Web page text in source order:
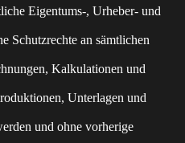
Eigentums-, Urheber- und
Schutzrechte an sämtlichen
Kalkulationen und
Unterlagen und
und ohne vorherige